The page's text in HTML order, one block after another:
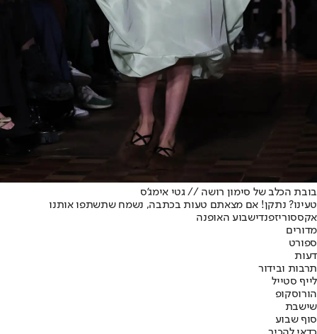
בובת הכלב של סימון רושה // גטי אימג'ס
טעינו? נתקן! אם מצאתם טעות בכתבה, נשמח שתשתפו אותנו
אקססוריזפנדישבוע האופנה
מדורים
ספורט
דעות
תרבות ובידור
לייף סטייל
הורוסקופ
שישבת
סוף שבוע